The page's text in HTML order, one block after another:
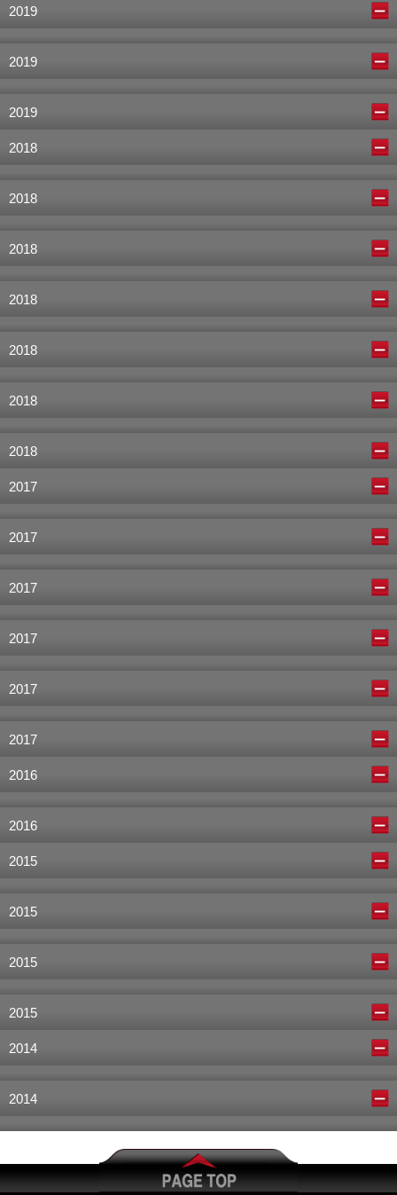
2019
2019
2019
2018
2018
2018
2018
2018
2018
2018
2017
2017
2017
2017
2017
2017
2016
2016
2015
2015
2015
2015
2014
2014